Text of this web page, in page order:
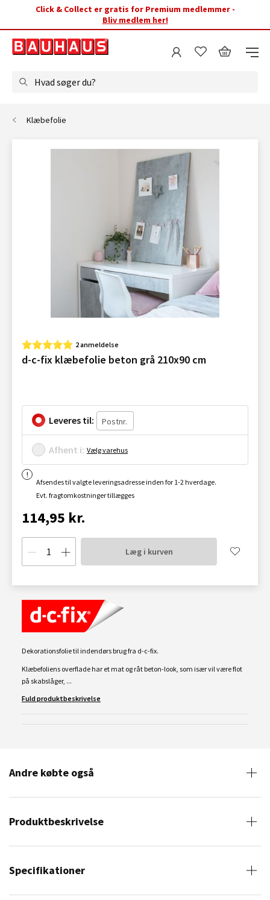
Click & Collect er gratis for Premium medlemmer -
Bliv medlem her!
Hvad søger du?
Klæbefolie
2 anmeldelse
d-c-fix klæbefolie beton grå 210x90 cm
Leveres til:
Afhent i: Vælg varehus
Afsendes til valgte leveringsadresse inden for 1-2 hverdage.
Evt. fragtomkostninger tillægges
114,95 kr.
Læg i kurven
Dekorationsfolie til indendørs brug fra d-c-fix.
Klæbefoliens overflade har et mat og råt beton-look, som især vil være flot
på skabslåger, ...
Fuld produktbeskrivelse
Andre købte også
Produktbeskrivelse
Specifikationer